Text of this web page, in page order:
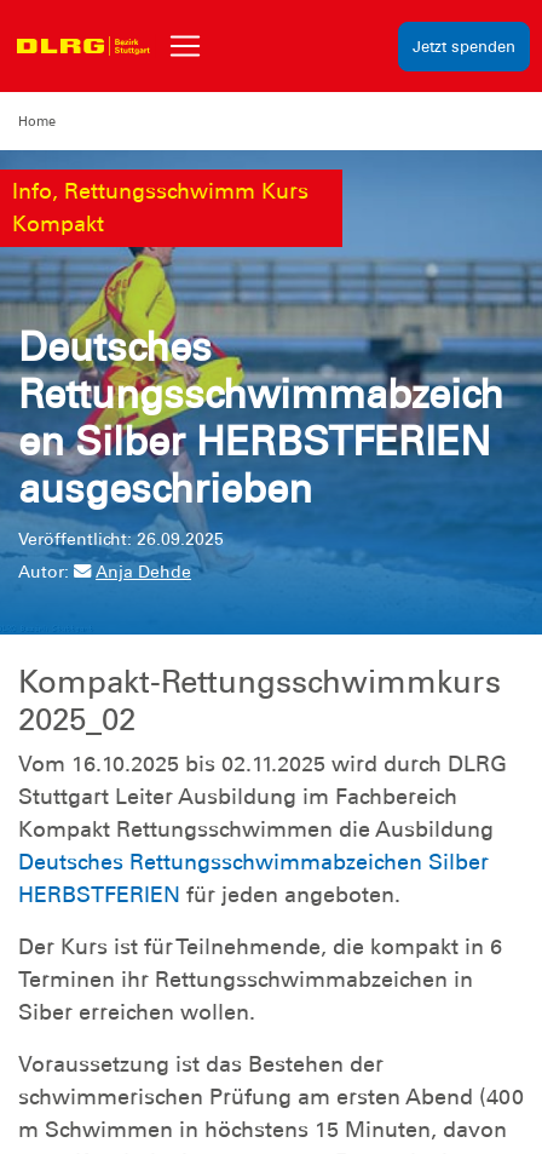
Jetzt spenden
Home
Info, Rettungsschwimm Kurs
Kompakt
Deutsches
Rettungsschwimmabzeich
en Silber HERBSTFERIEN
ausgeschrieben
Veröffentlicht: 26.09.2025
Autor:
Anja Dehde
Kompakt-Rettungsschwimmkurs
2025_02
Vom 16.10.2025 bis 02.11.2025 wird durch DLRG
Stuttgart Leiter Ausbildung im Fachbereich
Kompakt Rettungsschwimmen die Ausbildung
Deutsches Rettungsschwimmabzeichen Silber
HERBSTFERIEN für jeden angeboten.
Der Kurs ist für Teilnehmende, die kompakt in 6
Terminen ihr Rettungsschwimmabzeichen in
Siber erreichen wollen.
Voraussetzung ist das Bestehen der
schwimmerischen Prüfung am ersten Abend (400
m Schwimmen in höchstens 15 Minuten, davon